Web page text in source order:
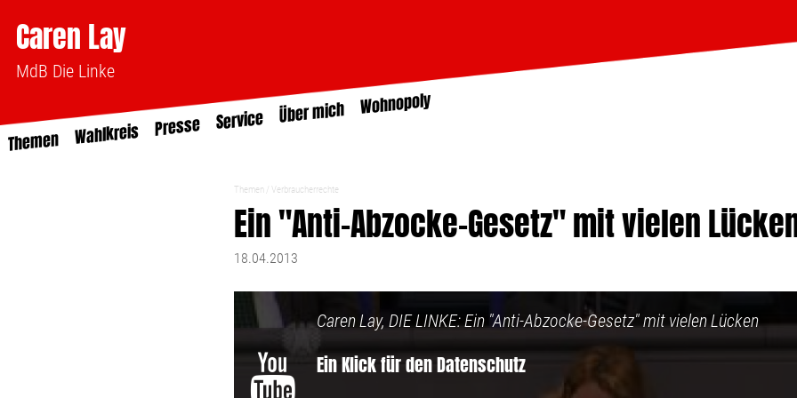
Caren Lay
MdB Die Linke
Themen Wahlkreis Presse Service Über mich Wohnopoly
Themen Verbraucherrechte
Ein "Anti-Abzocke-Gesetz" mit vielen
18.04.2013
Caren Lay, DIE LINKE: Ein "Anti-Abzocke-Gesetz" mit vielen Lücken
Ein Klick für den Datenschutz